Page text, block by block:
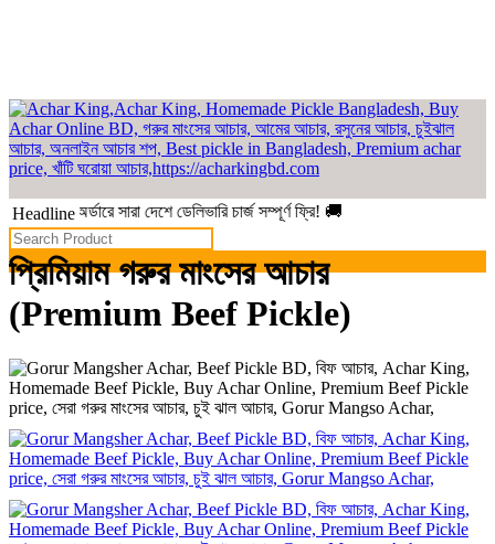
Headline
অর্ডারে সারা দেশে ডেলিভারি চার্জ সম্পূর্ণ ফ্রি! 🚚
প্রিমিয়াম গরুর মাংসের আচার
(Premium Beef Pickle)